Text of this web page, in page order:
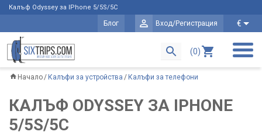
Калъф Odyssey за IPhone 5/5S/5C
Блог Вход/Регистрация €
(0)
Начало Калъфи за устройства Калъфи за телефони
КАЛЪФ ODYSSEY ЗА IPHONE
5/5S/5C